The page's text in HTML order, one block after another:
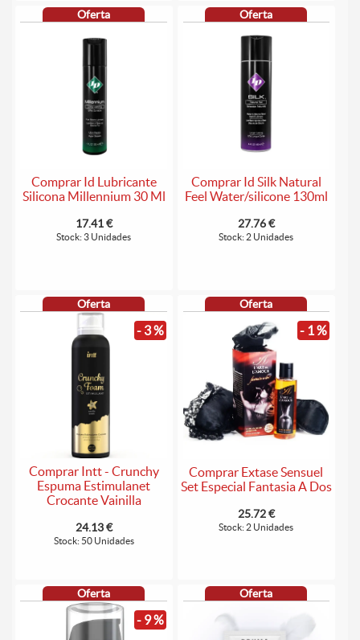
Oferta
Comprar Id Lubricante
Silicona Millennium 30 Ml
17.41 €
Stock: 3 Unidades
Oferta
Comprar Id Silk Natural
Feel Water/silicone 130ml
27.76 €
Stock: 2 Unidades
Oferta
- 3 %
Comprar Intt - Crunchy
Espuma Estimulanet
Crocante Vainilla
24.13 €
Stock: 50 Unidades
Oferta
- 1 %
Comprar Extase Sensuel
Set Especial Fantasia A Dos
25.72 €
Stock: 2 Unidades
Oferta
- 9 %
Oferta